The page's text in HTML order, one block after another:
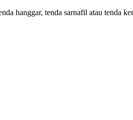
hanggar, tenda sarnafil atau tenda